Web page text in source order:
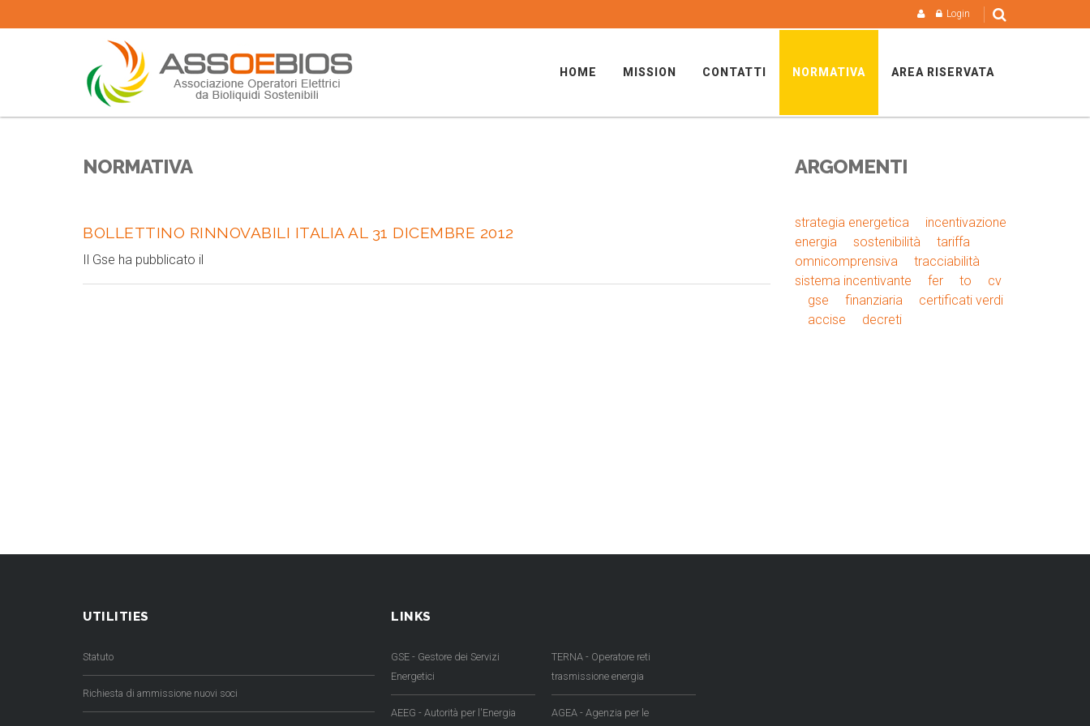
Login
HOME MISSION CONTATTI NORMATIVA AREA RISERVATA
NORMATIVA
BOLLETTINO RINNOVABILI ITALIA AL 31 DICEMBRE 2012
Il Gse ha pubblicato il
ARGOMENTI
strategia energetica
incentivazione
energia
sostenibilità
tariffa
omnicomprensiva
tracciabilità
sistema incentivante
fer to
cv
gse
finanziaria
certificati verdi
accise
decreti
UTILITIES
Statuto
Richiesta di ammissione nuovi soci
LINKS
GSE - Gestore dei Servizi
Energetici
AEEG - Autorità per l'Energia
TERNA - Operatore reti
trasmissione energia
AGEA - Agenzia per le